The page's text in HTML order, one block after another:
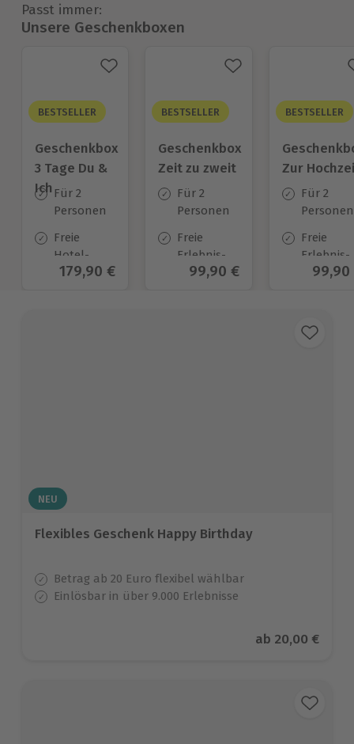
Passt immer:
Unsere Geschenkboxen
BESTSELLER
Geschenkbox
3 Tage Du &
Ich Für 2
Personen
Freie
Hotel-
Auswahl
Aktueller Preis
179,90 €
BESTSELLER
Geschenkbox
Zeit zu zweit
Für 2
Personen
Freie
Erlebnis-
Auswahl
Aktueller Preis
99,90 €
BESTSELLER
Zur
Für 2
Personen
Freie
Erlebnis-
Auswahl
99,90
NEU
Flexibles Geschenk Happy Birthday
Betrag ab 20 Euro flexibel wählbar
Einlösbar in über 9.000 Erlebnisse
Aktueller Preis
ab 20,00 €